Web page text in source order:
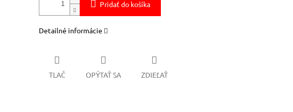
Pridať do košíka
Detailné informácie
TLAČ OPÝTAŤ SA ZDIEĽAŤ